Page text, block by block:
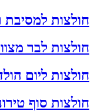
חולצות למסיבת
חולצות לבר
חולצות ליום
חולצות סוף